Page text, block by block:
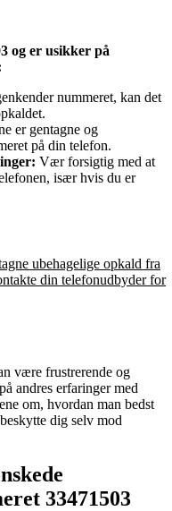
og er usikker på
nummeret, kan det
er gentagne og
på din telefon.
Vær forsigtig med at
især hvis du er
ubehagelige opkald fra
din telefonudbyder for
være frustrerende og
andres erfaringer med
om, hvordan man bedst
dig selv mod
33471503